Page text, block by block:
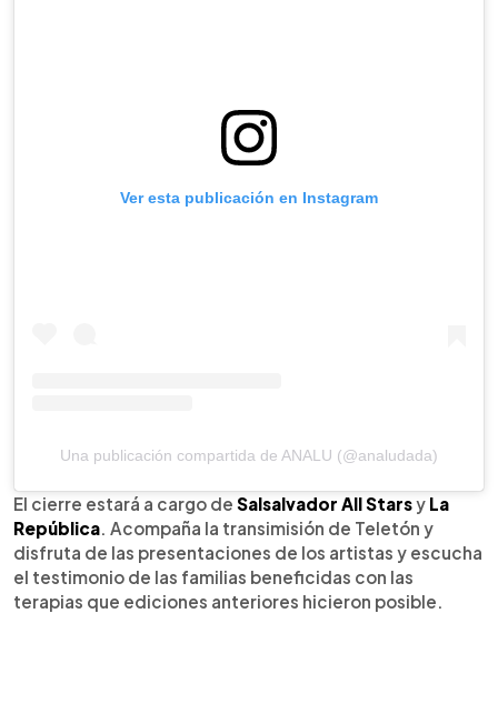
Ver esta publicación en Instagram
Una publicación compartida de ANALU (@analudada)
El cierre estará a cargo de Salsalvador All Starsy La
República. Acompaña la transimisión de Teletón y
disfruta de las presentaciones de los artistas y escucha
el testimonio de las familias beneficidas con las
terapias que ediciones anteriores hicieron posible.